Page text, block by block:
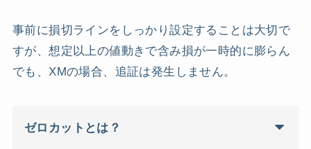
事前に損切ラインをしっかり設定することは大切で
すが、想定以上の値動きで含み損が一時的に膨らん
でも、XMの場合、追証は発生しません。
ゼロカットとは？